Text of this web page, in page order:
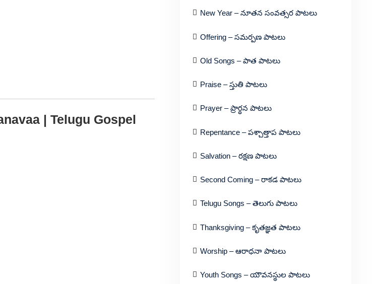
| Telugu Gospel
New Year – నూతన సంవత్సర పాటలు
Offering – సమర్పణ పాటలు
Old Songs – పాత పాటలు
Praise – స్తుతి పాటలు
Prayer – ప్రార్థన పాటలు
Repentance – పశ్చాత్తాప పాటలు
Salvation – రక్షణ పాటలు
Second Coming – రాకడ పాటలు
Telugu Songs – తెలుగు పాటలు
Thanksgiving – కృతజ్ఞత పాటలు
Worship – ఆరాధనా పాటలు
Youth Songs – యౌవనస్థుల పాటలు